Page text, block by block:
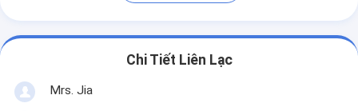
Chi Tiết Liên Lạc
Mrs. Jia